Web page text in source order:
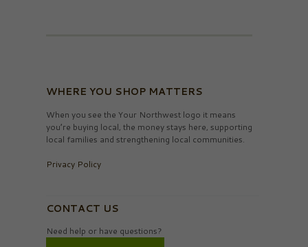
WHERE YOU SHOP MATTERS
When you see the Your Northwest logo it means
you’re buying local, the money stays here, supporting
local families and strengthening local communities.
Privacy Policy
CONTACT US
Need help or have questions?